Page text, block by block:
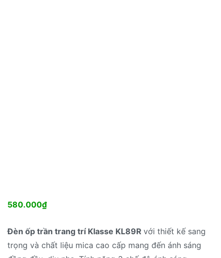
580.000₫
Đèn ốp trần trang trí Klasse KL89R với thiết kế sang
trọng và chất liệu mica cao cấp mang đến ánh sáng